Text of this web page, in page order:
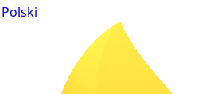
Polski